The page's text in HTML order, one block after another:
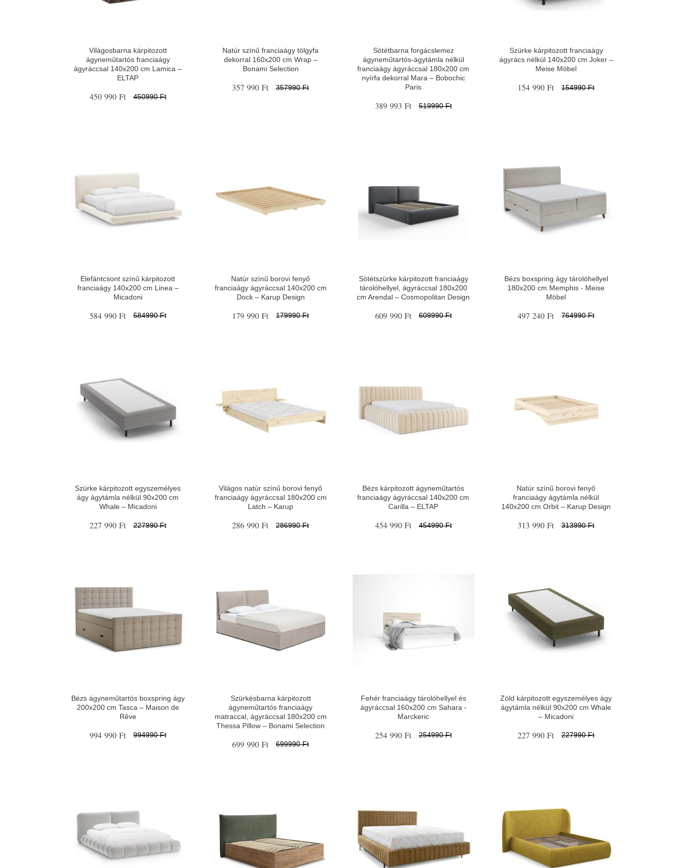
Világosbarna kárpitozott
ágyneműtartós franciaágy
ágyráccsal 140x200 cm Lamica –
ELTAP
450 990 Ft 450990 Ft
Natúr színű franciaágy tölgyfa
dekorral 160x200 cm Wrap –
Bonami Selection
357 990 Ft 357990 Ft
Sötétbarna forgácslemez
ágyneműtartós-ágytámla nélkül
franciaágy ágyráccsal 180x200 cm
nyírfa dekorral Mara – Bobochic
Paris
389 993 Ft 519990 Ft
Szürke kárpitozott franciaágy
ágyrács nélkül 140x200 cm Joker –
Meise Möbel
154 990 Ft 154990 Ft
Elefántcsont színű kárpitozott
franciaágy 140x200 cm Linea –
Micadoni
584 990 Ft 584990 Ft
Natúr színű borovi fenyő
franciaágy ágyráccsal 140x200 cm
Dock – Karup Design
179 990 Ft 179990 Ft
Sötétszürke kárpitozott franciaágy
tárolóhellyel, ágyráccsal 180x200
cm Arendal – Cosmopolitan Design
609 990 Ft 609990 Ft
Bézs boxspring ágy tárolóhellyel
180x200 cm Memphis - Meise
Möbel
497 240 Ft 764990 Ft
Szürke kárpitozott egyszemélyes
ágy ágytámla nélkül 90x200 cm
Whale – Micadoni
227 990 Ft 227990 Ft
Világos natúr színű borovi fenyő
franciaágy ágyráccsal 180x200 cm
Latch – Karup
286 990 Ft 286990 Ft
Bézs kárpitozott ágyneműtartós
franciaágy ágyráccsal 140x200 cm
Carilla – ELTAP
454 990 Ft 454990 Ft
Natúr színű borovi fenyő
franciaágy ágytámla nélkül
140x200 cm Orbit – Karup Design
313 990 Ft 313990 Ft
Bézs ágyneműtartós boxspring ágy
200x200 cm Tasca – Maison de
Rêve
994 990 Ft 994990 Ft
Szürkésbarna kárpitozott
ágyneműtartós franciaágy
matraccal, ágyráccsal 180x200 cm
Thessa Pillow – Bonami Selection
699 990 Ft 699990 Ft
Fehér franciaágy tárolóhellyel és
ágyráccsal 160x200 cm Sahara -
Marckeric
254 990 Ft 254990 Ft
Zöld kárpitozott egyszemélyes ágy
ágytámla nélkül 90x200 cm Whale
– Micadoni
227 990 Ft 227990 Ft